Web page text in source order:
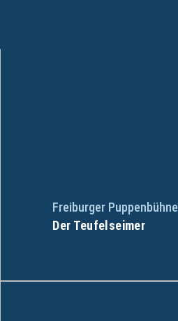
Freiburger Puppenbühne
Der Teufelseimer